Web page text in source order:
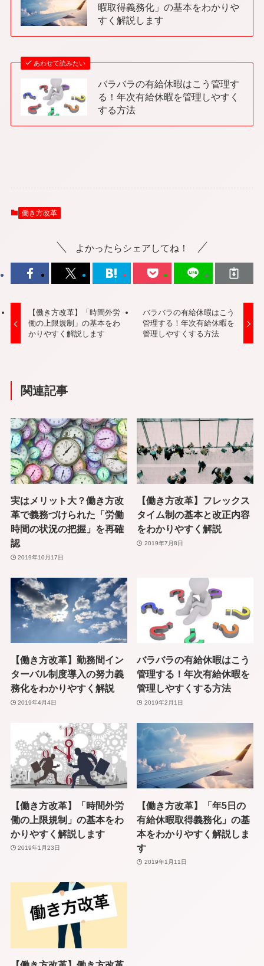
暇取得義務化」の基本をわかりや
すく解説します
あわせて読みたい
バラバラの有給休暇はこう管理す
る！年次有給休暇を管理しやすく
する方法
働き方改革
よかったらシェアしてね！
【働き方改革】「時間外労
働の上限規制」の基本をわ
かりやすく解説します
バラバラの有給休暇はこう
管理する！年次有給休暇を
管理しやすくする方法
関連記事
実はメリット大？働き方改
革で義務づけられた「労働
時間の状況の把握」を再確
認
2019年10月17日
【働き方改革】フレックス
タイム制の基本と改正内容
をわかりやすく解説
2019年7月8日
【働き方改革】勤務間イン
ターバル制度導入の努力義
務化をわかりやすく解説
2019年4月4日
バラバラの有給休暇はこう
管理する！年次有給休暇を
管理しやすくする方法
2019年2月1日
【働き方改革】「時間外労
働の上限規制」の基本をわ
かりやすく解説します
2019年1月23日
【働き方改革】「年5日の
有給休暇取得義務化」の基
本をわかりやすく解説しま
す
2019年1月11日